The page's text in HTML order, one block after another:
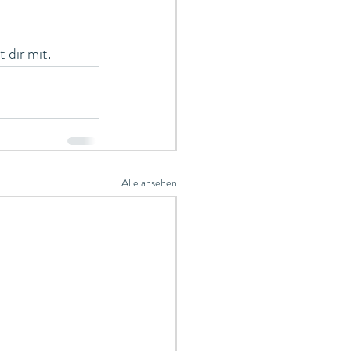
dir mit.
Alle ansehen